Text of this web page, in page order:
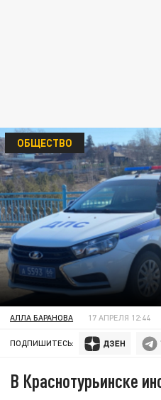
ОБЩЕСТВО
АЛЛА БАРАНОВА 17 АПРЕЛЯ 12:44
ПОДПИШИТЕСЬ:
В Краснотурьинске